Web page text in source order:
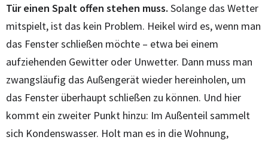
Tür einen Spalt offen stehen muss. Solange das Wetter
mitspielt, ist das kein Problem. Heikel wird es, wenn man
das Fenster schließen möchte – etwa bei einem
aufziehenden Gewitter oder Unwetter. Dann muss man
zwangsläufig das Außengerät wieder hereinholen, um
das Fenster überhaupt schließen zu können. Und hier
kommt ein zweiter Punkt hinzu: Im Außenteil sammelt
sich Kondenswasser. Holt man es in die Wohnung,